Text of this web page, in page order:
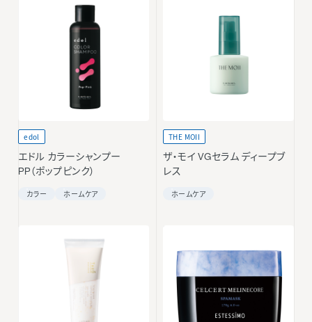
edol
エドル カラーシャンプー
PP（ポップピンク）
カラー ホームケア
THE MOII
ザ・モイ VGセラム ディープブ
レス
ホームケア